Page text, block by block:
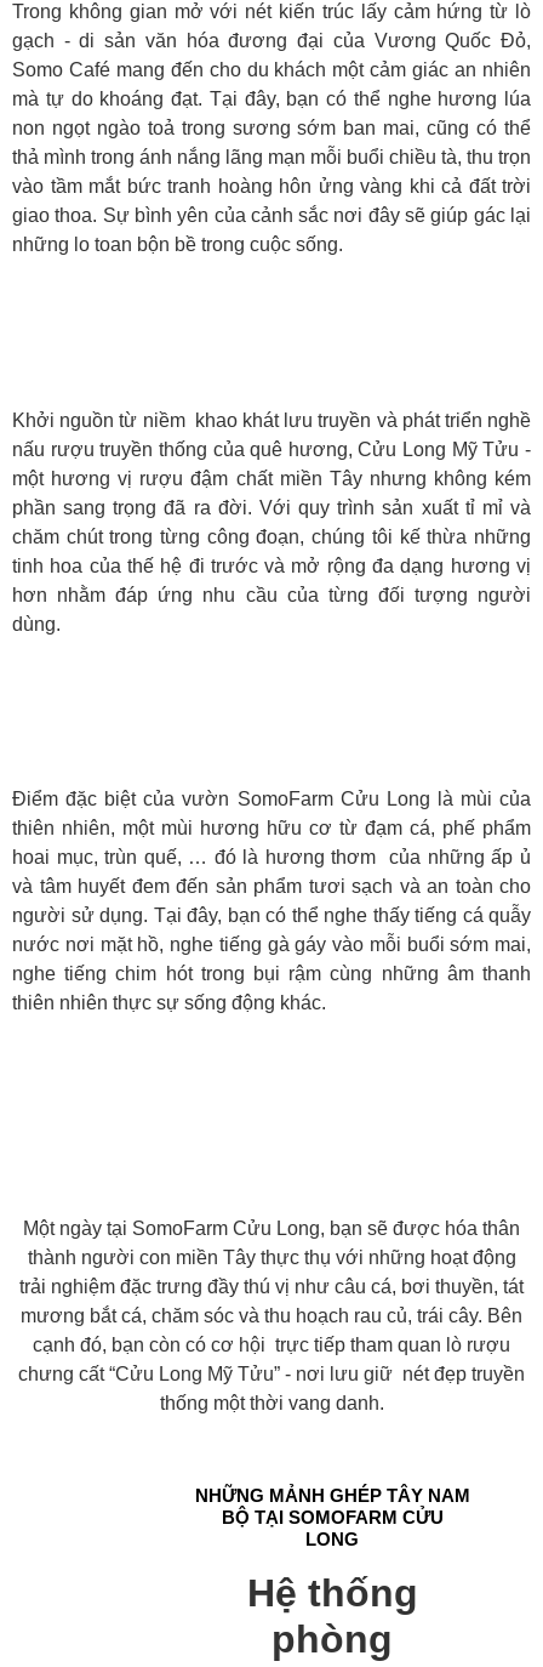
Trong không gian mở với nét kiến trúc lấy cảm hứng từ lò
gạch - di sản văn hóa đương đại của Vương Quốc Đỏ,
Somo Café mang đến cho du khách một cảm giác an nhiên
mà tự do khoáng đạt. Tại đây, bạn có thể nghe hương lúa
non ngọt ngào toả trong sương sớm ban mai, cũng có thể
thả mình trong ánh nắng lãng mạn mỗi buổi chiều tà, thu trọn
vào tầm mắt bức tranh hoàng hôn ửng vàng khi cả đất trời
giao thoa. Sự bình yên của cảnh sắc nơi đây sẽ giúp gác lại
những lo toan bộn bề trong cuộc sống.
Khởi nguồn từ niềm khao khát lưu truyền và phát triển nghề
nấu rượu truyền thống của quê hương, Cửu Long Mỹ Tửu -
một hương vị rượu đậm chất miền Tây nhưng không kém
phần sang trọng đã ra đời. Với quy trình sản xuất tỉ mỉ và
chăm chút trong từng công đoạn, chúng tôi kế thừa những
tinh hoa của thế hệ đi trước và mở rộng đa dạng hương vị
hơn nhằm đáp ứng nhu cầu của từng đối tượng người
dùng.
Điểm đặc biệt của vườn SomoFarm Cửu Long là mùi của
thiên nhiên, một mùi hương hữu cơ từ đạm cá, phế phẩm
hoai mục, trùn quế, … đó là hương thơm của những ấp ủ
và tâm huyết đem đến sản phẩm tươi sạch và an toàn cho
người sử dụng. Tại đây, bạn có thể nghe thấy tiếng cá quẫy
nước nơi mặt hồ, nghe tiếng gà gáy vào mỗi buổi sớm mai,
nghe tiếng chim hót trong bụi rậm cùng những âm thanh
thiên nhiên thực sự sống động khác.
Một ngày tại SomoFarm Cửu Long, bạn sẽ được hóa thân
thành người con miền Tây thực thụ với những hoạt động
trải nghiệm đặc trưng đầy thú vị như câu cá, bơi thuyền, tát
mương bắt cá, chăm sóc và thu hoạch rau củ, trái cây. Bên
cạnh đó, bạn còn có cơ hội trực tiếp tham quan lò rượu
chưng cất “Cửu Long Mỹ Tửu” - nơi lưu giữ nét đẹp truyền
thống một thời vang danh.
NHỮNG MẢNH GHÉP TÂY NAM
BỘ TẠI SOMOFARM CỬU
LONG
Hệ thống
phòng